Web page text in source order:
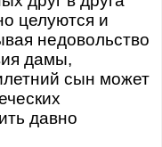
целуются и
недовольство
дамы,
сын может
давно